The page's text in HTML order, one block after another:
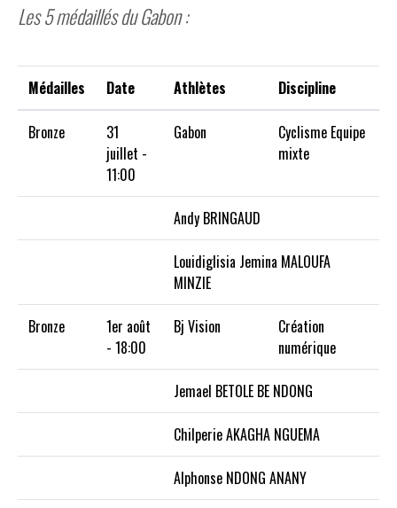
Les 5 médaillés du Gabon :
Médailles Date Athlètes Discipline
Bronze
31
juillet -
11:00
Gabon
Cyclisme Equipe
mixte
Andy BRINGAUD
Louidiglisia Jemina MALOUFA
MINZIE
Bronze
1er août
- 18:00
Bj Vision
Création
numérique
Jemael BETOLE BE NDONG
Chilperie AKAGHA NGUEMA
Alphonse NDONG ANANY